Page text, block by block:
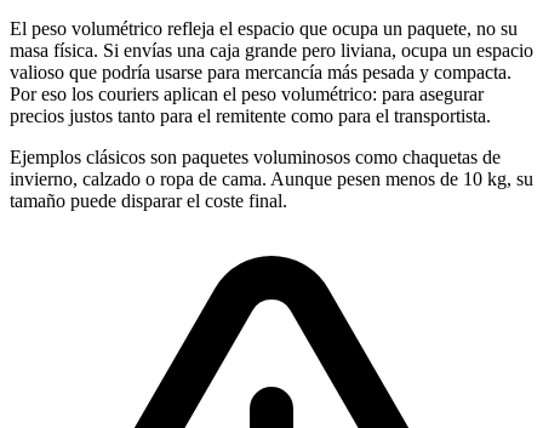
El peso volumétrico refleja el espacio que ocupa un paquete, no su
masa física. Si envías una caja grande pero liviana, ocupa un espacio
valioso que podría usarse para mercancía más pesada y compacta.
Por eso los couriers aplican el peso volumétrico: para asegurar
precios justos tanto para el remitente como para el transportista.
Ejemplos clásicos son paquetes voluminosos como chaquetas de
invierno, calzado o ropa de cama. Aunque pesen menos de 10 kg, su
tamaño puede disparar el coste final.